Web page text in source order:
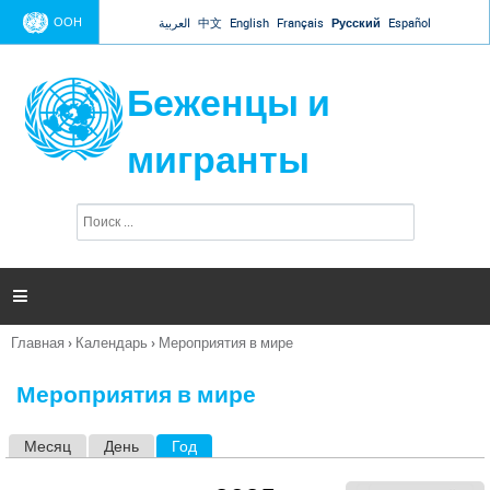
Jump to navigation
ООН العربية 中文 English Français Русский Español
Беженцы и
мигранты
п
и

Вы
Главная › Календарь › Мероприятия в мире
Мероприятия в мире
Месяц День Год